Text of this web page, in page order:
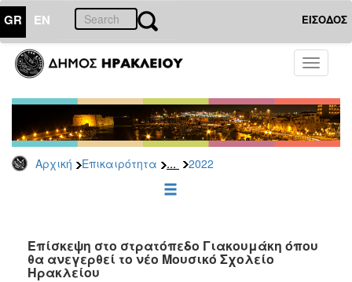
GR EN ΕΙΣΟΔΟΣ
Toggle
Αρχική Επικαιρότητα ... 2022
ΕΠΙΚΑΙΡΟΤΗΤΑ
Τύπου
Αρχείο
2026
2025
2022
2021
Επίσκεψη στο στρατόπεδο Γιακουμάκη όπου
θα ανεγερθεί το νέο Μουσικό Σχολείο
Ηρακλείου